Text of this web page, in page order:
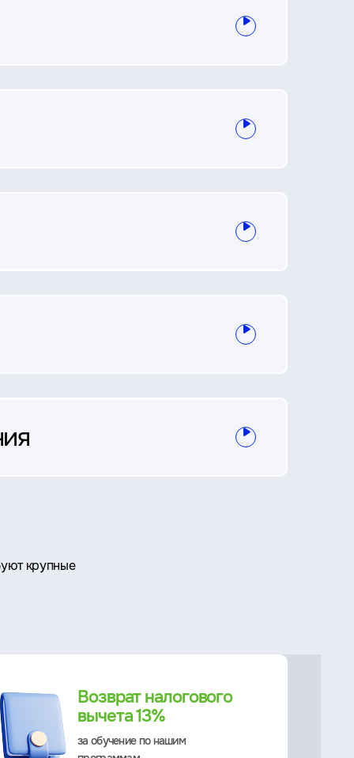
крупные
Возврат налогового
вычета 13%
за обучение по нашим